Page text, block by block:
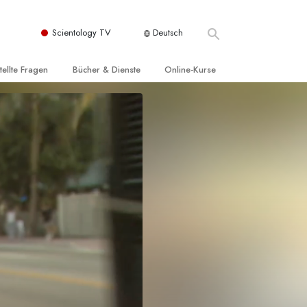
Scientology TV Deutsch
für
Fragen
Prinzipien
der Scientology
Bücher & Dienste
Bücher
Dienste
Online-Kurse
Wie man Konflikte löst
Die Dynamiken des Daseins
Die Bestandteile des Verstehens
Lösungen für eine gefährliche Umwelt
Beistände bei Krankheiten und
Integrität und Ehrlichkeit
Ehe